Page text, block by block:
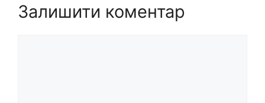
Залишити коментар